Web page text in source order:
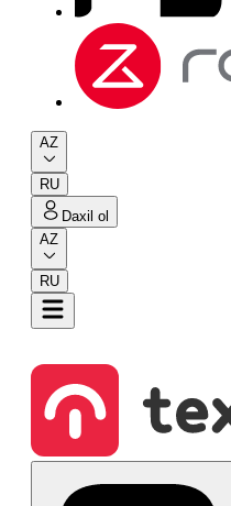
AZ
RU
Daxil ol
AZ
RU